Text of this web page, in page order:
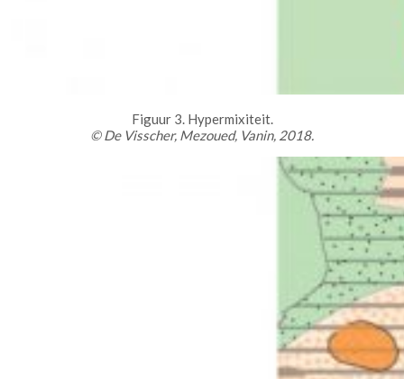
Figuur 3. Hypermixiteit.
© De Visscher, Mezoued, Vanin, 2018.